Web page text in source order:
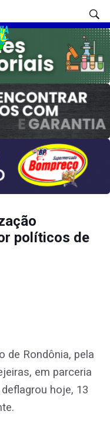
políticos de
de Rondônia, pela
em parceria
hoje, 13